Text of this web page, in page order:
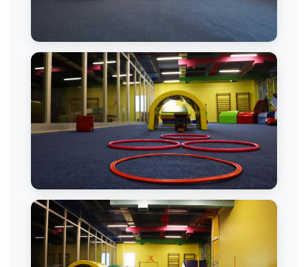
Cimnastik Tesisi
Cimnastik Gösterisi